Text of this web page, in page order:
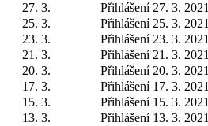
27. 3.
Přihlášení 27. 3. 2021
25. 3.
Přihlášení 25. 3. 2021
23. 3.
Přihlášení 23. 3. 2021
21. 3.
Přihlášení 21. 3. 2021
20. 3.
Přihlášení 20. 3. 2021
17. 3.
Přihlášení 17. 3. 2021
15. 3.
Přihlášení 15. 3. 2021
13. 3.
Přihlášení 13. 3. 2021